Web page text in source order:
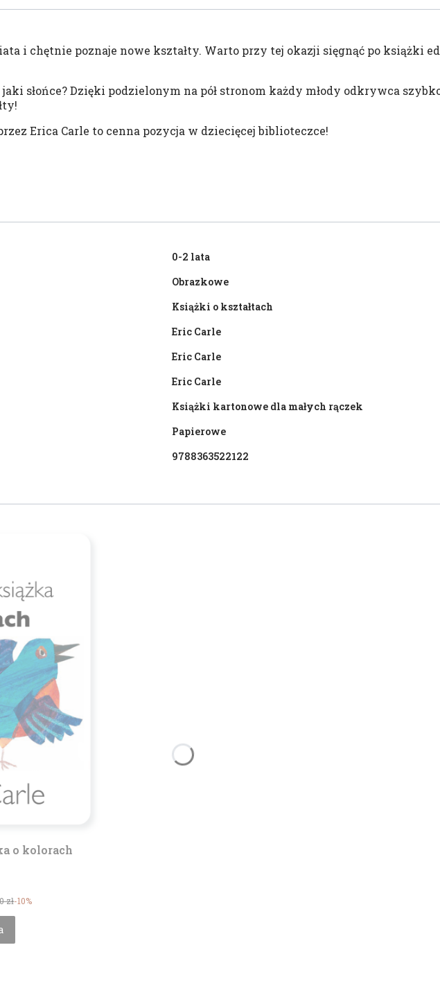
i chętnie poznaje nowe kształty. Warto przy tej okazji sięgnąć po książki
słońce? Dzięki podzielonym na pół stronom każdy młody odkrywca
Erica Carle to cenna pozycja w dziecięcej biblioteczce!
0-2 lata
Obrazkowe
Książki o kształtach
Eric Carle
Eric Carle
Eric Carle
Książki kartonowe dla małych rączek
Papierowe
9788363522122
o kolorach
zł-10%